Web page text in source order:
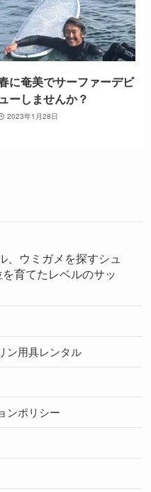
に奄美でサーファーデビ
ューしませんか？
2023年1月28日
、ウミガメを探すシュ
育てたレベルのサッ
ン用具レンタル
ンポリシー